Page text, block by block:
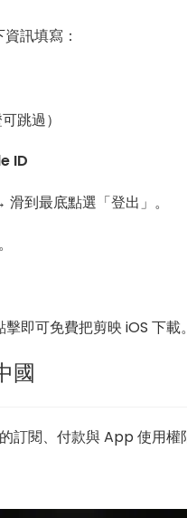
訊填寫：
跳過）
ID
到最底點選「登出」。
即可免費把剪映 iOS 下載。
國
閱、付款與 App 使用權